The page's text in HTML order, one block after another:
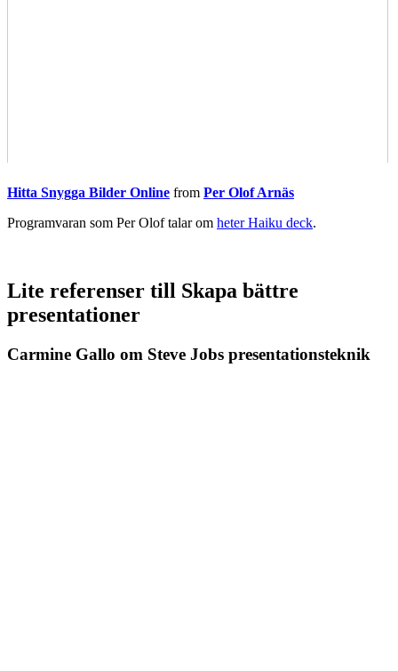
Hitta Snygga Bilder Online from Per Olof Arnäs
Programvaran som Per Olof talar om heter Haiku deck.
Lite referenser till Skapa bättre
presentationer
Carmine Gallo om Steve Jobs presentationsteknik